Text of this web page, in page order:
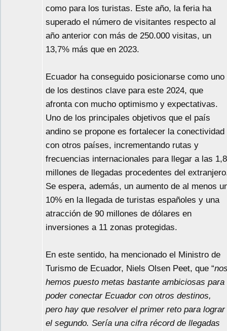
como para los turistas. Este año, la feria ha
superado el número de visitantes respecto al
año anterior con más de 250.000 visitas, un
13,7% más que en 2023.
Ecuador ha conseguido posicionarse como uno
de los destinos clave para este 2024, que
afronta con mucho optimismo y expectativas.
Uno de los principales objetivos que el país
andino se propone es fortalecer la conectividad
con otros países, incrementando rutas y
frecuencias internacionales para llegar a las 1,8
millones de llegadas procedentes del
Se espera, además, un aumento de al menos
10% en la llegada de turistas españoles y una
atracción de 90 millones de dólares en
inversiones a 11 zonas protegidas.
En este sentido, ha mencionado el Ministro de
Turismo de Ecuador, Niels Olsen Peet, que “
hemos puesto metas bastante ambiciosas para
poder conectar Ecuador con otros destinos,
pero hay que resolver el primer reto para lograr
el segundo. Sería una cifra récord de llegadas